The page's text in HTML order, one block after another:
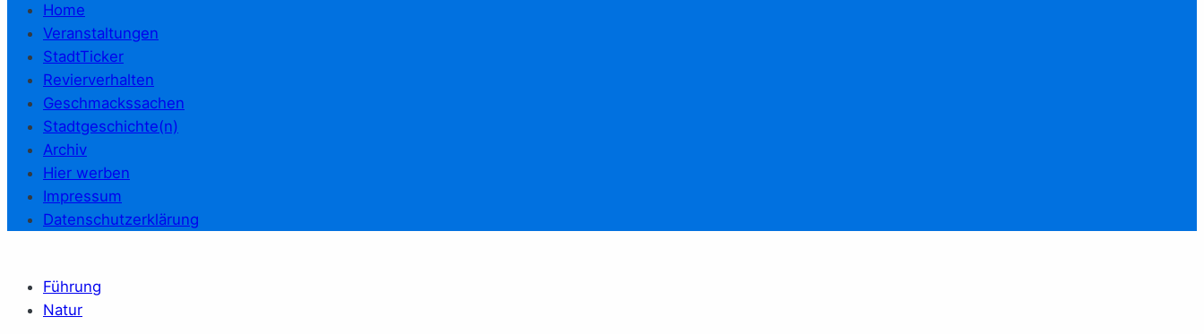
Home
Veranstaltungen
StadtTicker
Revierverhalten
Geschmackssachen
Stadtgeschichte(n)
Archiv
Hier werben
Impressum
Datenschutzerklärung
Führung
Natur